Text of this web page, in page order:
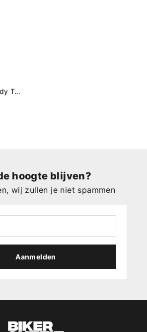
Coolant M3.0 Ready To Use
hoogte blijven?
wij zullen je niet spammen
Aanmelden